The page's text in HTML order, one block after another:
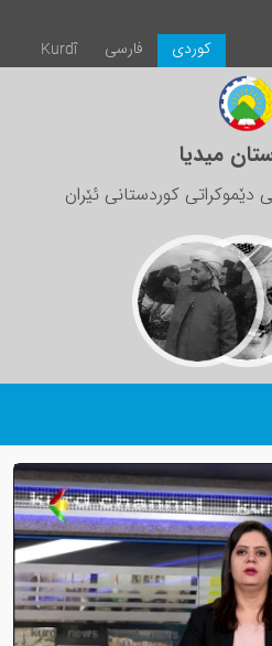
Kurdî
فارسی كوردی
میدیا
دێموکراتی کوردستانی ئێران